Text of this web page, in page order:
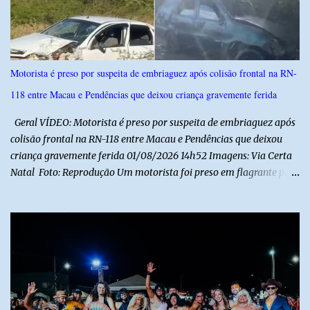
s
Motorista é preso por suspeita de embriaguez após colisão frontal na RN-
118 entre Macau e Pendências que deixou criança gravemente ferida
Geral VÍDEO: Motorista é preso por suspeita de embriaguez após
colisão frontal na RN-118 entre Macau e Pendências que deixou
criança gravemente ferida 01/08/2026 14h52 Imagens: Via Certa
Natal Foto: Reprodução Um motorista foi preso em flagrante por
Um dos condutores apresentava sinais de embriaguez, foi levado
ao Hospital Regional Tarcísio Maia, em Mossoró, e autuado em
flagrante. O exame pericial para confirmar a presença de álcool no
organismo está em andamento. No outro veículo estavam